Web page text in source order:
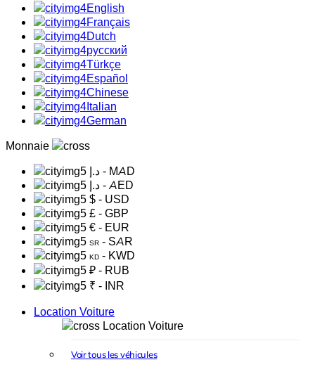
English
Français
Dutch
русский
Türkçe
Español
Chinese
Italian
German
Monnaie
د.إ - MAD
د.إ - AED
$ - USD
£ - GBP
€ - EUR
SR - SAR
KD - KWD
₽ - RUB
₹ - INR
Location Voiture
Location Voiture
Voir tous les véhicules